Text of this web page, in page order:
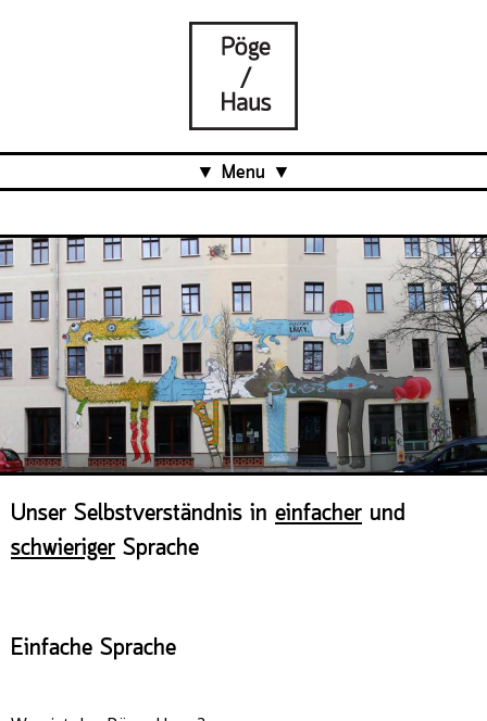
Menu
Projects
Über uns
Was ist das Pöge-Haus?
Team
Organisation
Mitarbeit
Kontakt und Anfahrt
Unser Selbstverständnis in einfacher und
schwieriger Sprache
Einfache Sprache